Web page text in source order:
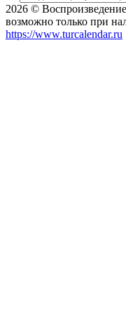
2026 ©
возможно только при
https://www.turcalendar.ru